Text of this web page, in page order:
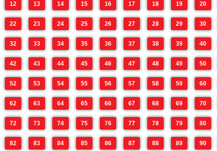
12 13 14 15 16 17 18 19 20
22 23 24 25 26 27 28 29 30
32 33 34 35 36 37 38 39 40
42 43 44 45 46 47 48 49 50
52 53 54 55 56 57 58 59 60
62 63 64 65 66 67 68 69 70
72 73 74 75 76 77 78 79 80
82 83 84 85 86 87 88 89 90